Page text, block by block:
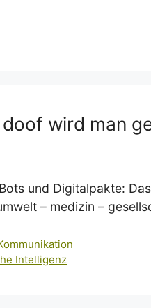
doof wird man
und Digitalpakte:
– medizin –
Intelligenz